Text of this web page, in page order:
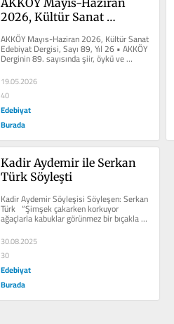
2026, Kültür Sanat
AKKÖY Mayıs-Haziran 2026, Kültür Sanat
Edebiyat Dergisi, Sayı 89, Yıl 26 • AKKÖY
Derginin 89. sayısında şiir, öykü ve
denemelerine yer...
19.05.2026
40
Edebiyat
Burada
Kadir Aydemir ile Serkan
Türk Söyleşti
Kadir Aydemir Söyleşisi Söyleşen: Serkan
Türk   “Şimşek çakarken korkuyor
ağaçlarla kabuklar görünmez bir bıçakla
kesiliyor tek...
30.08.2025
30
Edebiyat
Burada